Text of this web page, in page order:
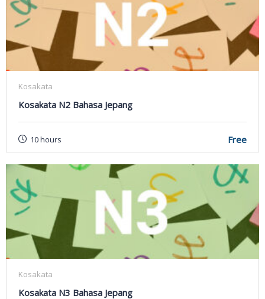
Kosakata
Kosakata N2 Bahasa Jepang
10 hours Free
Kosakata
Kosakata N3 Bahasa Jepang